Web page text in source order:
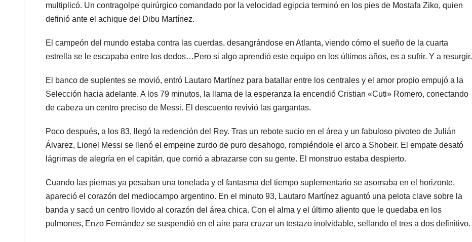
multiplicó. Un contragolpe quirúrgico comandado por la velocidad egipcia terminó en los pies de Mostafa Ziko, quien
definió ante el achique del Dibu Martínez.
El campeón del mundo estaba contra las cuerdas, desangrándose en Atlanta, viendo cómo el sueño de la cuarta
estrella se le escapaba entre los dedos…Pero si algo aprendió este equipo en los últimos años, es a sufrir. Y a resurgir.
El banco de suplentes se movió, entró Lautaro Martínez para batallar entre los centrales y el amor propio empujó a la
Selección hacia adelante. A los 79 minutos, la llama de la esperanza la encendió Cristian «Cuti» Romero, conectando
de cabeza un centro preciso de Messi. El descuento revivió las gargantas.
Poco después, a los 83, llegó la redención del Rey. Tras un rebote sucio en el área y un fabuloso pivoteo de Julián
Álvarez, Lionel Messi se llenó el empeine zurdo de puro desahogo, rompiéndole el arco a Shobeir. El empate desató
lágrimas de alegría en el capitán, que corrió a abrazarse con su gente. El monstruo estaba despierto.
Cuando las piernas ya pesaban una tonelada y el fantasma del tiempo suplementario se asomaba en el horizonte,
apareció el corazón del mediocampo argentino. En el minuto 93, Lautaro Martínez aguantó una pelota clave sobre la
banda y sacó un centro llovido al corazón del área chica. Con el alma y el último aliento que le quedaba en los
pulmones, Enzo Fernández se suspendió en el aire para cruzar un testazo inolvidable, sellando el tres a dos definitivo.